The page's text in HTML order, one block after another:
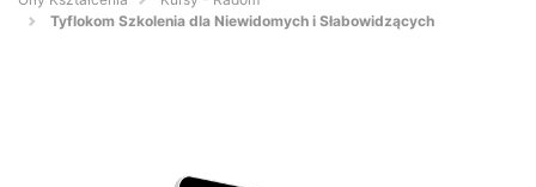
Tyflokom Szkolenia dla Niewidomych i Słabowidzących